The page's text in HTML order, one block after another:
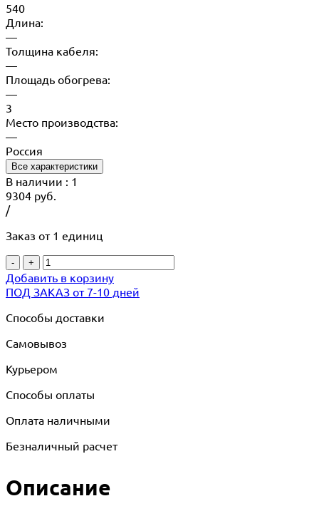
540
Длина:
—
Толщина кабеля:
—
Площадь обогрева:
—
3
Место производства:
—
Россия
Все характеристики
В наличии : 1
9304 руб.
/
Заказ от 1 единиц
- +
Добавить в корзину
ПОД ЗАКАЗ от 7-10 дней
Способы доставки
Самовывоз
Курьером
Способы оплаты
Оплата наличными
Безналичный расчет
Описание